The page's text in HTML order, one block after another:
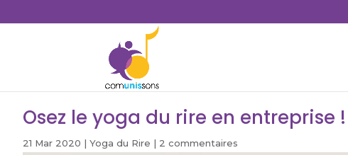
Osez le yoga du rire en entreprise !
21 Mar 2020 | Yoga du Rire | 2 commentaires